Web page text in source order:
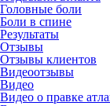
Головные боли
Боли в спине
Результаты
Отзывы
Отзывы клиентов
Видеоотзывы
Видео
Видео о правке